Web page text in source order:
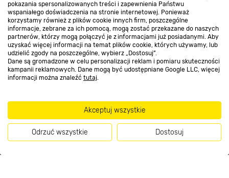
pokazania spersonalizowanych treści i zapewnienia Państwu
wspaniałego doświadczenia na stronie internetowej. Ponieważ
korzystamy również z plików cookie innych firm, poszczególne
informacje, zebrane za ich pomocą, mogą zostać przekazane do naszych
partnerów, którzy mogą połączyć je z informacjami już posiadanymi. Aby
uzyskać więcej informacji na temat plików cookie, których używamy, lub
udzielić zgody na poszczególne, wybierz „Dostosuj”.
Dane są gromadzone w celu personalizacji reklam i pomiaru skuteczności
kampanii reklamowych. Dane mogą być udostępniane Google LLC, więcej
informacji można znaleźć tutaj.
Akceptuj wszystkie
Odrzuć wszystkie Dostosuj
Strefa biznesu
Dołącz do nas